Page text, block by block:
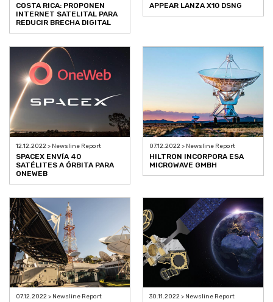
COSTA RICA: PROPONEN
INTERNET SATELITAL PARA
REDUCIR BRECHA DIGITAL
APPEAR LANZA X10 DSNG
12.12.2022 > Newsline Report
SPACEX ENVÍA 40
SATÉLITES A ÓRBITA PARA
ONEWEB
07.12.2022 > Newsline Report
HILTRON INCORPORA ESA
MICROWAVE GMBH
07.12.2022 > Newsline Report 30.11.2022 > Newsline Report